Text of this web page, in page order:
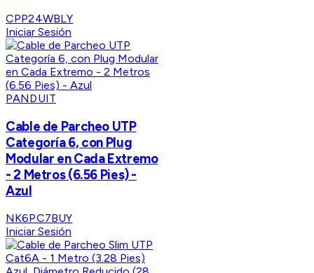
CPP24WBLY
Iniciar Sesión
PANDUIT
Cable de Parcheo UTP
Categoría 6, con Plug
Modular en Cada Extremo
- 2 Metros (6.56 Pies) -
Azul
NK6PC7BUY
Iniciar Sesión